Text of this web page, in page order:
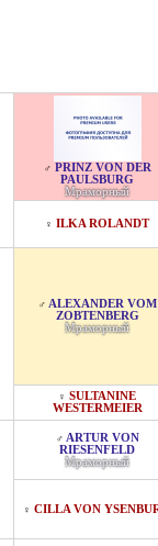
♂ PRINZ VON DER
PAULSBURG
Мраморный
♀ ILKA ROLANDT
♂ ALEXANDER VOM
ZOBTENBERG
Мраморный
♀ SULTANINE
WESTERMEIER
♂ ARTUR VON
RIESENFELD
Мраморный
♀ CILLA VON